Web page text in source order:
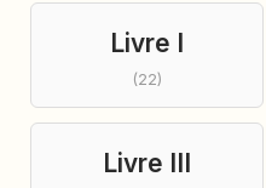
Livre I
(22)
Livre III